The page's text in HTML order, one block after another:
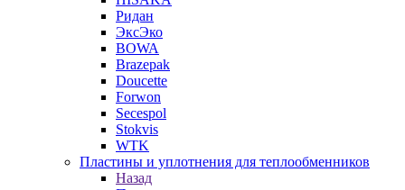
Ридан
ЭксЭко
BOWA
Brazepak
Doucette
Forwon
Secespol
Stokvis
WTK
Пластины и уплотнения для теплообменников
Назад